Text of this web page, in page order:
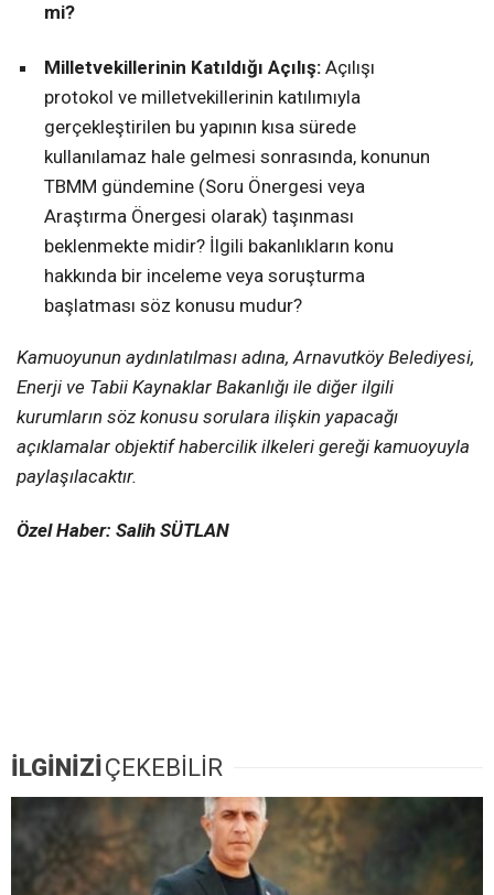
mi?
Milletvekillerinin Katıldığı Açılış: Açılışı
protokol ve milletvekillerinin katılımıyla
gerçekleştirilen bu yapının kısa sürede
kullanılamaz hale gelmesi sonrasında, konunun
TBMM gündemine (Soru Önergesi veya
Araştırma Önergesi olarak) taşınması
beklenmekte midir? İlgili bakanlıkların konu
hakkında bir inceleme veya soruşturma
başlatması söz konusu mudur?
Kamuoyunun aydınlatılması adına, Arnavutköy Belediyesi,
Enerji ve Tabii Kaynaklar Bakanlığı ile diğer ilgili
kurumların söz konusu sorulara ilişkin yapacağı
açıklamalar objektif habercilik ilkeleri gereği kamuoyuyla
paylaşılacaktır.
Özel Haber: Salih SÜTLAN
İLGİNİZİÇEKEBİLİR